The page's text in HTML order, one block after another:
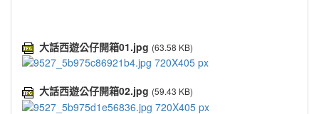
大話西遊公仔開箱01.jpg (63.58 KB)
大話西遊公仔開箱02.jpg (59.43 KB)